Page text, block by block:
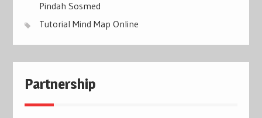
Pindah Sosmed
Tutorial Mind Map Online
Partnership